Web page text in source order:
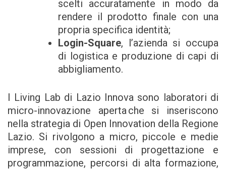
scelti accuratamente in modo da
rendere il prodotto finale con una
propria specifica identità;
Login-Square, l’azienda si occupa
di logistica e produzione di capi di
abbigliamento.
I Living Lab di Lazio Innova sono laboratori di
micro-innovazione aperta che si inseriscono
nella strategia di Open Innovation della Regione
Lazio. Si rivolgono a micro, piccole e medie
imprese, con sessioni di progettazione e
programmazione, percorsi di alta formazione,